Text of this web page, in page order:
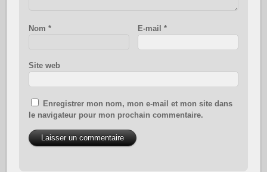
Nom * E-mail*
Site web
Enregistrer mon nom, mon e-mail et mon site dans
le navigateur pour mon prochain commentaire.